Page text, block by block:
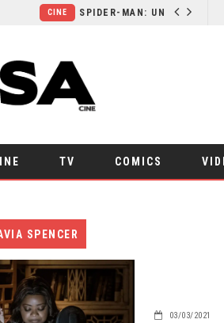
TV COMICS
SPENCER
03/03/2021